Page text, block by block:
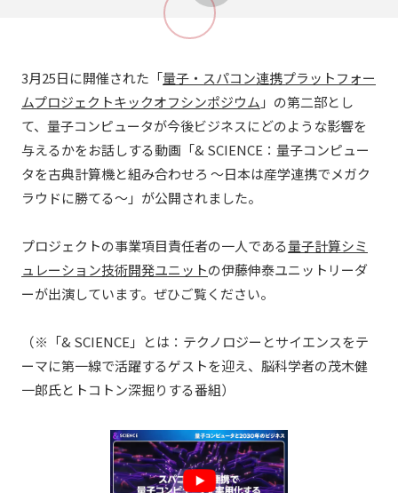
3月25日に開催された「量子・スパコン連携プラットフォー
ムプロジェクトキックオフシンポジウム 」の第二部とし
て、量子コンピュータが今後ビジネスにどのような影響を
与えるかをお話しする動画「& SCIENCE：量子コンピュー
タを古典計算機と組み合わせろ ～日本は産学連携でメガク
ラウドに勝てる～」が公開されました。
プロジェクトの事業項目責任者の一人である量子計算シミ
ュレーション技術開発ユニットの伊藤伸泰ユニットリーダ
ーが出演しています。ぜひご覧ください。
（※「& SCIENCE」とは：テクノロジーとサイエンスをテ
ーマに第一線で活躍するゲストを迎え、脳科学者の茂木健
一郎氏とトコトン深掘りする番組）